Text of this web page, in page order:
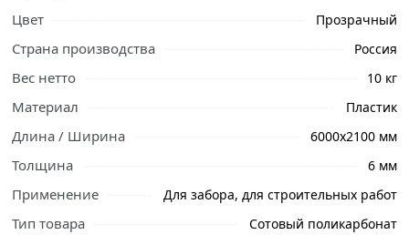
Цвет Прозрачный
Страна производства Россия
Вес нетто 10 кг
Материал Пластик
Длина / Ширина 6000х2100 мм
Толщина 6 мм
Применение Для забора, для строительных работ
Тип товара Сотовый поликарбонат